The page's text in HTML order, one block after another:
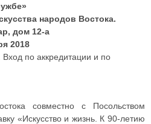
народов Востока.
дом 12-а
2018
по аккредитации и по
совместно с Посольством
«Искусство и жизнь. К 90-летию